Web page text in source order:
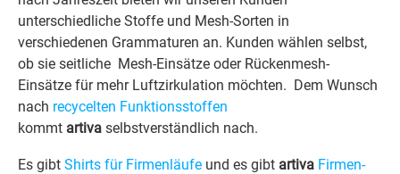
unterschiedliche Stoffe und Mesh-Sorten in
verschiedenen Grammaturen an. Kunden wählen selbst,
ob sie seitliche Mesh-Einsätze oder Rückenmesh-
Einsätze für mehr Luftzirkulation möchten. Dem Wunsch
nach recycelten Funktionsstoffen
kommt artiva selbstverständlich nach.
Es gibt Shirts für Firmenläufe und es gibt artiva Firmen-